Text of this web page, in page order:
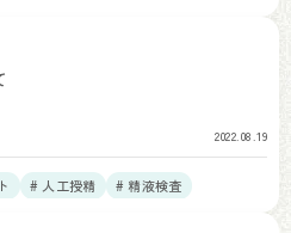
2022.08.19
# 人工授精 # 精液検査